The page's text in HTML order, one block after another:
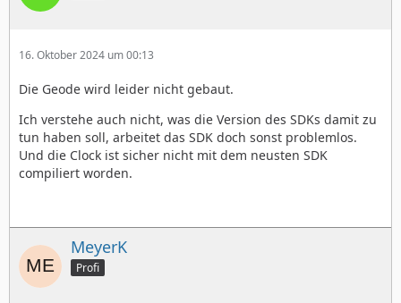
16. Oktober 2024 um 00:13
Die Geode wird leider nicht gebaut.
Ich verstehe auch nicht, was die Version des SDKs damit zu
tun haben soll, arbeitet das SDK doch sonst problemlos.
Und die Clock ist sicher nicht mit dem neusten SDK
compiliert worden.
MeyerK
Profi